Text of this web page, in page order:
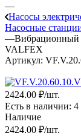
—
Насосы
Насосные
—Вибрационный
VALFEX
Артикул:
2424.00 ₽/шт.
Есть в наличии: 4
Наличие
2424.00 ₽/шт.